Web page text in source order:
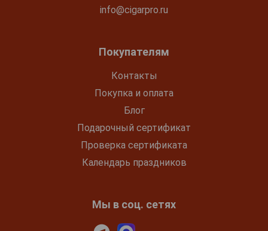
info@cigarpro.ru
Покупателям
Контакты
Покупка и оплата
Блог
Подарочный сертификат
Проверка сертификата
Календарь праздников
Мы в соц. сетях